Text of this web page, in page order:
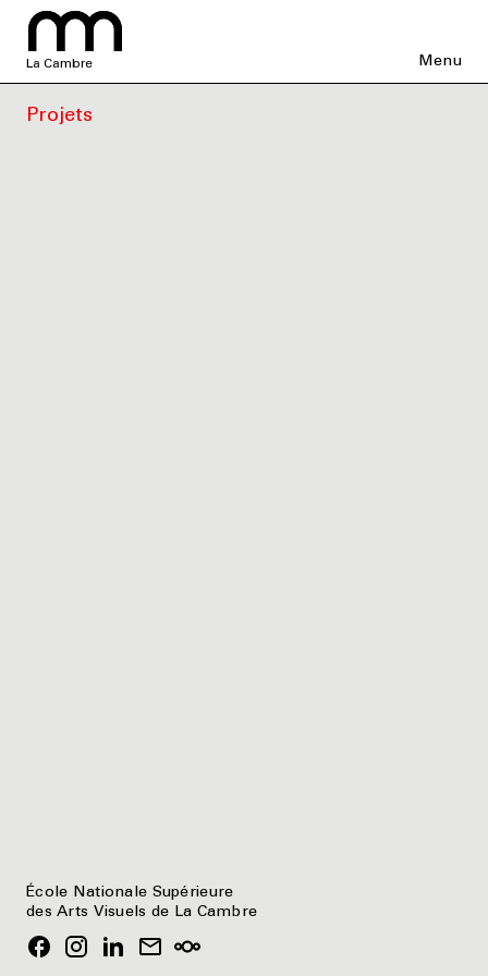
La Cambre Menu
Projets
École Nationale Supérieure
des Arts Visuels de La Cambre